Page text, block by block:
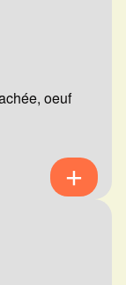
oeuf